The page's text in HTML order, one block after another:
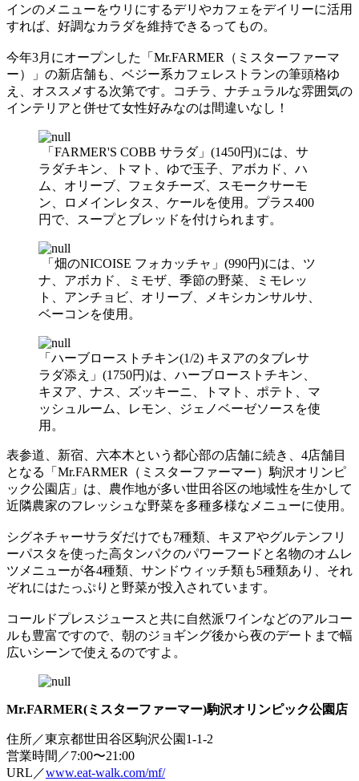
インのメニューをウリにするデリやカフェをデイリーに活用
すれば、好調なカラダを維持できるってもの。
今年3月にオープンした「Mr.FARMER（ミスターファーマ
ー）」の新店舗も、ベジー系カフェレストランの筆頭格ゆ
え、オススメする次第です。コチラ、ナチュラルな雰囲気の
インテリアと併せて女性好みなのは間違いなし！
「FARMER'S COBB サラダ」(1450円)には、サ
ラダチキン、トマト、ゆで玉子、アボカド、ハ
ム、オリーブ、フェタチーズ、スモークサーモ
ン、ロメインレタス、ケールを使用。プラス400
円で、スープとブレッドを付けられます。
「畑のNICOISE フォカッチャ」(990円)には、ツ
ナ、アボカド、ミモザ、季節の野菜、ミモレッ
ト、アンチョビ、オリーブ、メキシカンサルサ、
ベーコンを使用。
「ハーブローストチキン(1/2) キヌアのタブレサ
ラダ添え」(1750円)は、ハーブローストチキン、
キヌア、ナス、ズッキーニ、トマト、ポテト、マ
ッシュルーム、レモン、ジェノベーゼソースを使
用。
表参道、新宿、六本木という都心部の店舗に続き、4店舗目
となる「Mr.FARMER（ミスターファーマー）駒沢オリンピ
ック公園店」は、農作地が多い世田谷区の地域性を生かして
近隣農家のフレッシュな野菜を多種多様なメニューに使用。
シグネチャーサラダだけでも7種類、キヌアやグルテンフリ
ーパスタを使った高タンパクのパワーフードと名物のオムレ
ツメニューが各4種類、サンドウィッチ類も5種類あり、それ
ぞれにはたっぷりと野菜が投入されています。
コールドプレスジュースと共に自然派ワインなどのアルコー
ルも豊富ですので、朝のジョギング後から夜のデートまで幅
広いシーンで使えるのですよ。
Mr.FARMER(ミスターファーマー)駒沢オリンピック公園店
住所／東京都世田谷区駒沢公園1-1-2
営業時間／7:00〜21:00
URL／www.eat-walk.com/mf/